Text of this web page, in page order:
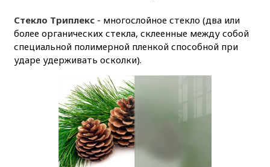
Стекло Триплекс- многослойное стекло (два или
более органических стекла, склеенные между собой
специальной полимерной пленкой способной при
ударе удерживать осколки).